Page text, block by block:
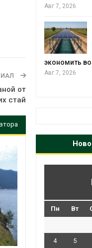
от
стай
Авг 7, 2026
экономить
Авг 7, 2026
Пн Вт
4 5